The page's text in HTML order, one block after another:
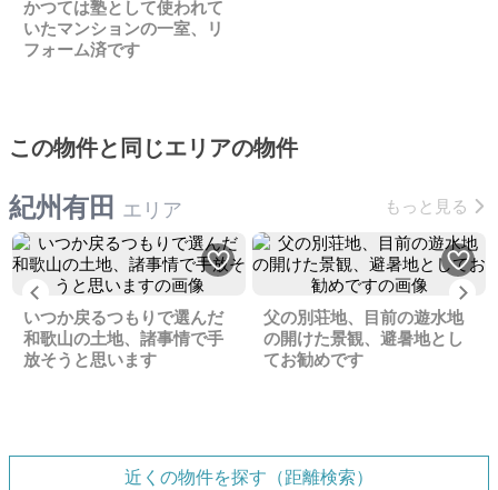
かつては塾として使われて
いたマンションの一室、リ
フォーム済です
この物件と同じエリアの物件
紀州有田 エリア もっと見る
Previous
いつか戻るつもりで選んだ
和歌山の土地、諸事情で手
放そうと思います
父の別荘地、目前の遊水地
の開けた景観、避暑地とし
てお勧めです
近くの物件を探す（距離検索）